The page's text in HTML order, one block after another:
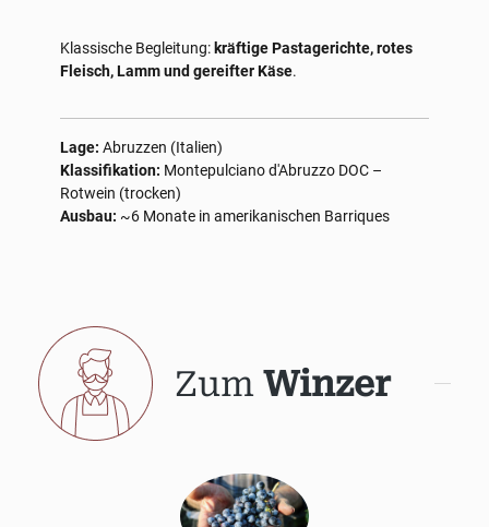
Klassische Begleitung: kräftige Pastagerichte, rotes
Fleisch, Lamm und gereifter Käse.
Lage: Abruzzen (Italien)
Klassifikation: Montepulciano d'Abruzzo DOC –
Rotwein (trocken)
Ausbau: ~6 Monate in amerikanischen Barriques
Zum Winzer